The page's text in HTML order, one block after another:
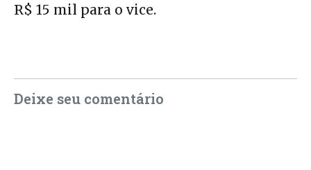
R$ 15 mil para o vice.
Deixe seu comentário